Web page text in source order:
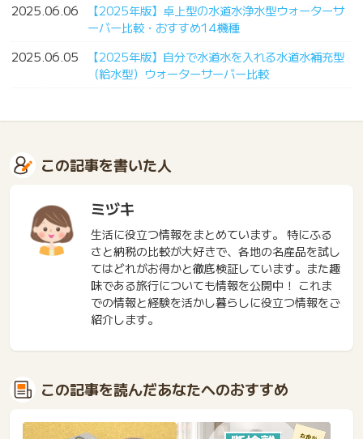
2025.06.06
【2025年版】卓上型の水道水浄水型ウォーターサ
ーバー比較・おすすめ14機種
2025.06.05
【2025年版】自分で水道水を入れる水道水補充型
（給水型）ウォーターサーバー比較
この記事を書いた人
ミヅキ
生活に役立つ情報をまとめています。 特にふる
さと納税の比較が大好きで、各地の名産品を試し
てはどれがお得かと徹底検証しています。また趣
味である旅行についても情報を公開中！ これま
での情報と経験を活かし暮らしに役立つ情報をご
紹介します。
この記事を読んだあなたへのおすすめ